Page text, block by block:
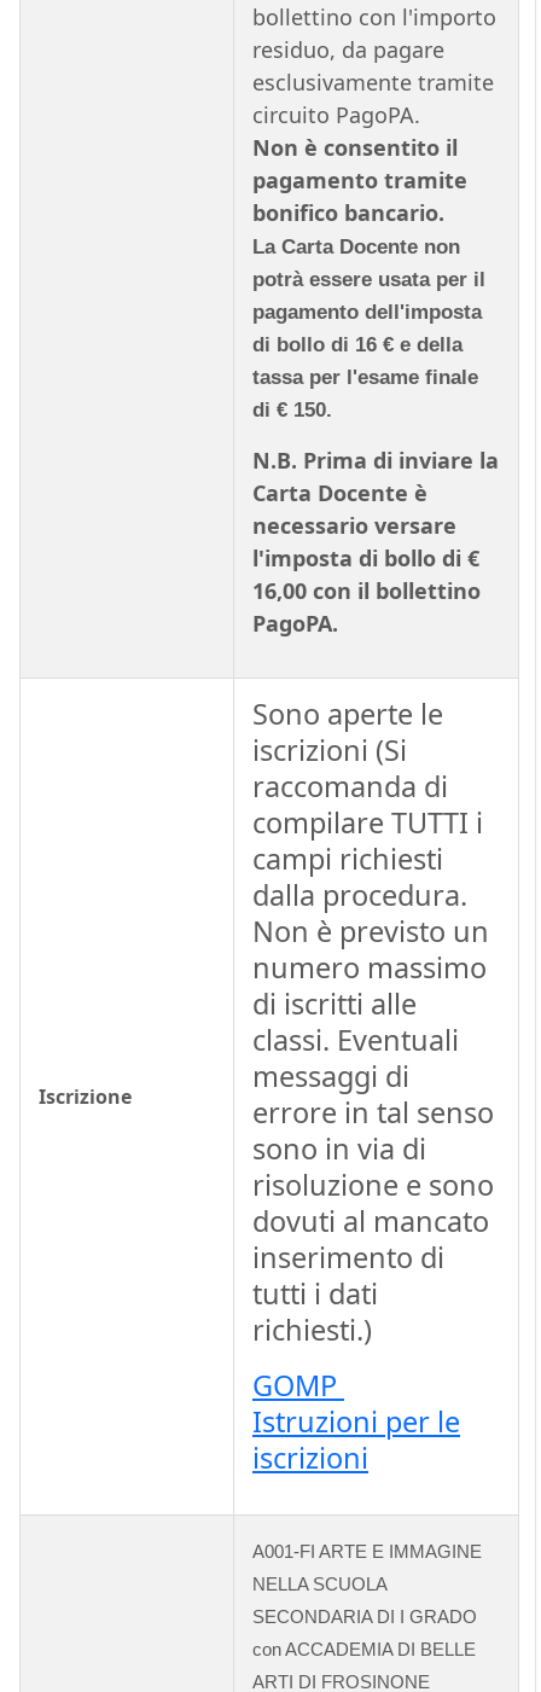
bollettino con l'importo
residuo, da pagare
esclusivamente tramite
circuito PagoPA.
Non è consentito il
pagamento tramite
bonifico bancario.
La Carta Docente non
potrà essere usata per il
pagamento dell'imposta
di bollo di 16 € e della
tassa per l'esame finale
di € 150.
N.B. Prima di inviare la
Carta Docente è
necessario versare
l'imposta di bollo di €
16,00 con il bollettino
PagoPA.
Iscrizione
Sono aperte le
iscrizioni (Si
raccomanda di
compilare TUTTI i
campi richiesti
dalla procedura.
Non è previsto un
numero massimo
di iscritti alle
classi. Eventuali
messaggi di
errore in tal senso
sono in via di
risoluzione e sono
dovuti al mancato
inserimento di
tutti i dati
richiesti.)
GOMP
Istruzioni per le
iscrizioni
A001-FI ARTE E IMMAGINE
NELLA SCUOLA
SECONDARIA DI I GRADO
con ACCADEMIA DI BELLE
ARTI DI FROSINONE